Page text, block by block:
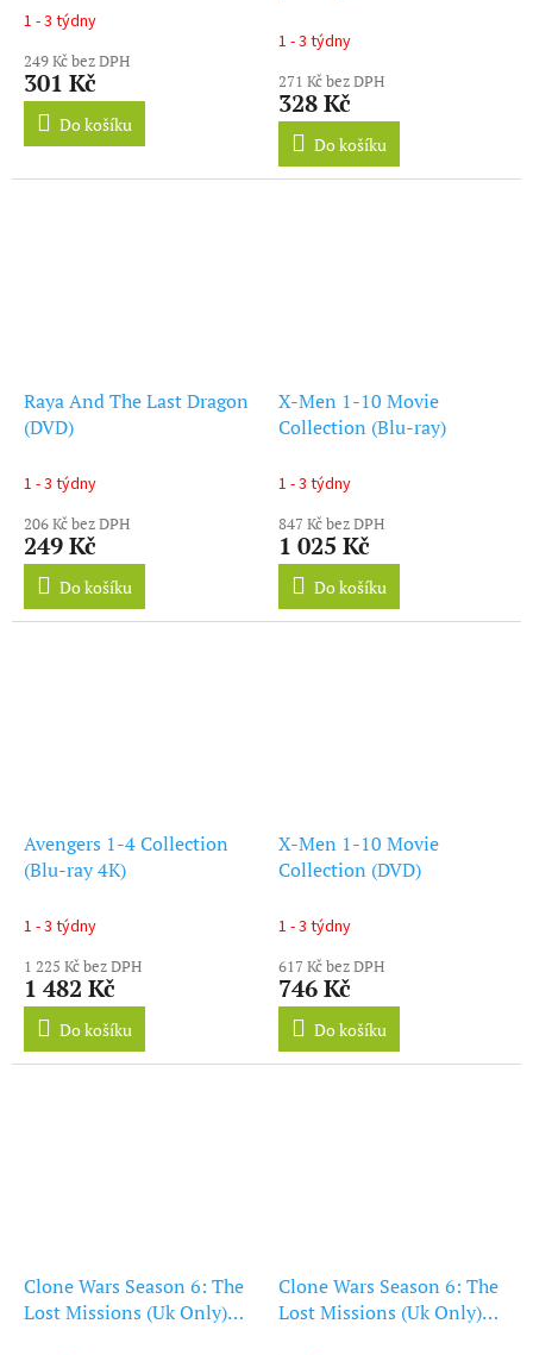
Průměrné
produktu
je
5,0
hvězdiček.
1 - 3 týdny
249 Kč bez DPH
301 Kč
Do košíku
1 - 3 týdny
271 Kč bez DPH
328 Kč
Do košíku
Raya And The Last Dragon
(DVD)
1 - 3 týdny
206 Kč bez DPH
249 Kč
Do košíku
X-Men 1-10 Movie
Collection (Blu-ray)
1 - 3 týdny
847 Kč bez DPH
1 025 Kč
Do košíku
Avengers 1-4 Collection
(Blu-ray 4K)
1 - 3 týdny
1 225 Kč bez DPH
1 482 Kč
Do košíku
X-Men 1-10 Movie
Collection (DVD)
1 - 3 týdny
617 Kč bez DPH
746 Kč
Do košíku
Clone Wars Season 6: The
Lost Missions (Uk Only)
Clone Wars Season 6: The
Lost Missions (Uk Only)